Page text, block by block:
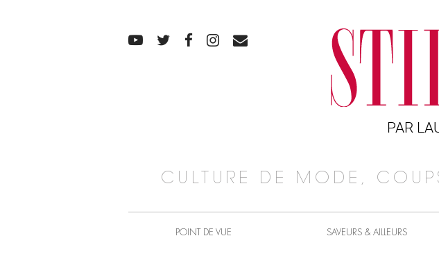
PAR
CULTURE DE MODE,
POINT DE VUE SAVEURS & AILLEURS